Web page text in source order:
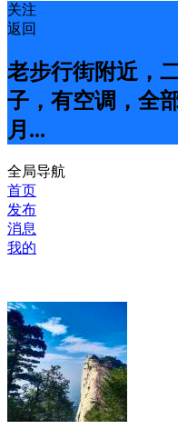
关注
返回
老步行街附近，
子，有空调，全
月...
全局导航
首页
发布
消息
我的